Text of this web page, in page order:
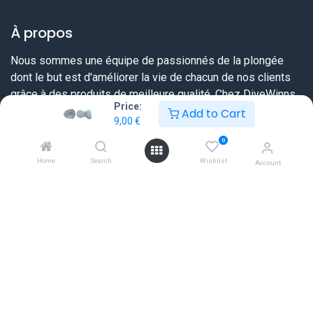
Price:
9,00 € Add to Cart
Home Search
0
Wishlist Account
À propos
Nous sommes une équipe de passionnés de la plongée
dont le but est d'améliorer la vie de chacun de nos clients
grâce à des produits de meilleure qualité. Chez DiveWinns
vous savez dès le début ce que vous pouvez attendre,
nous ne vendons pas d'illusions.
Nous essayons toujours de dépasser vos attentes en vous